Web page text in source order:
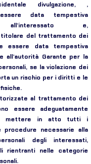
divulgazione, ,
data tempestiva
all’interessato e,
del trattamento dei
essere data tempestiva
all’autorità Garante per la
se la violazione dei
un rischio per i diritti e le
al trattamento dei
essere adeguatamente
mettere in atto tutti i
necessarie alla
degli interessati,
rientranti nelle categorie